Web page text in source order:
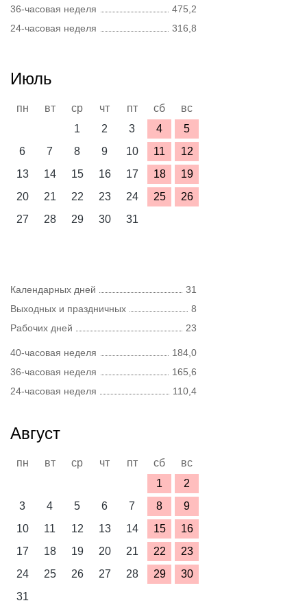
36-часовая неделя
475,2
24-часовая неделя
316,8
Июль
пн вт ср чт пт сб
вс
1
2 3 4
5
6
7 8 9 10 11
12
13
14 15 16 17 18
19
20
21 22 23 24 25
26
27
28 29 30 31
Календарных дней
31
Выходных и праздничных
8
Рабочих дней
23
40-часовая неделя
184,0
36-часовая неделя
165,6
24-часовая неделя
110,4
Август
пн вт ср чт пт сб
вс
1
2
3
4 5 6 7 8
9
10
11 12 13 14 15
16
17
18 19 20 21 22
23
24
25 26 27 28 29
30
31